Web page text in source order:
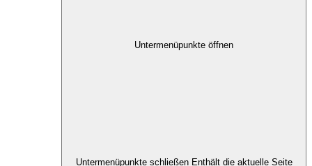
Untermenüpunkte öffnen
Untermenüpunkte schließen Enthält die aktuelle Seite